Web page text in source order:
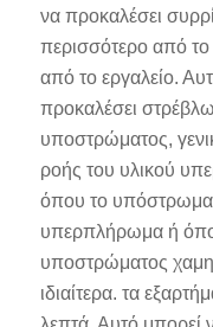
να προκαλέσει
περισσότερο από το
από το εργαλείο.
προκαλέσει
υποστρώματος,
ροής του υλικού
όπου το υπόστρωμα
υπερπλήρωμα ή
υποστρώματος
ιδιαίτερα. τα